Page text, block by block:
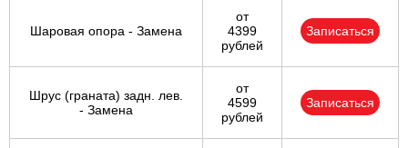
Шаровая опора - Замена
от
4399
рублей
Записаться
Шрус (граната) задн. лев.
- Замена
от
4599
рублей
Записаться